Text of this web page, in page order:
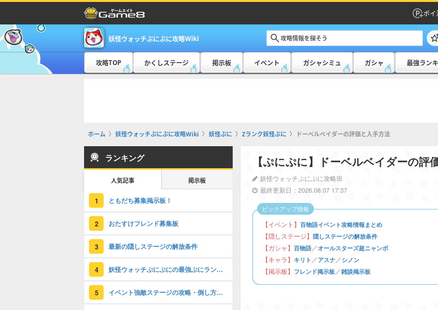
ポイ
妖怪ウォッチぷにぷに攻略Wiki
攻略TOP かくしステージ 掲示板 イベント ガシャシミュ ガシャ 最強ラン
ホーム 妖怪ウォッチぷにぷに攻略Wiki 妖怪ぷに Zランク妖怪ぷに ドーベルベイダーの評価と入手方法
【ぷにぷに】ドーベルベイダーの評
妖怪ウォッチぷにぷに攻略班
最終更新日：2026.08.07 17:37
【イベント】 百物語イベント攻略情報まとめ
【隠しステージ】 隠しステージの解放条件
【ガシャ】 百物語／オールスターズ超ニャンボ
【キャラ】 キリト ／アスナ／シノン
【掲示板】 フレンド掲示板／雑談掲示板
ピックアップ情報
ランキング
人気記事 掲示板
1 ともだち募集掲示板！
2 おたすけフレンド募集板
3 最新の隠しステージの解放条件
4 妖怪ウォッチぷにぷにの最強ぷにランキング！
5 イベント強敵ステージの攻略・倒し方まとめ